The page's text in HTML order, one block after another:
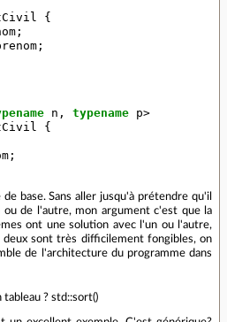
{
;
;
n , typename p>
{
;
base. Sans aller jusqu'à prétendre qu'il
de l'autre, mon argument c'est que la
ont une solution avec l'un ou l'autre,
deux sont très difficilement fongibles, on
de l'architecture du programme dans
tableau ? std::sort()